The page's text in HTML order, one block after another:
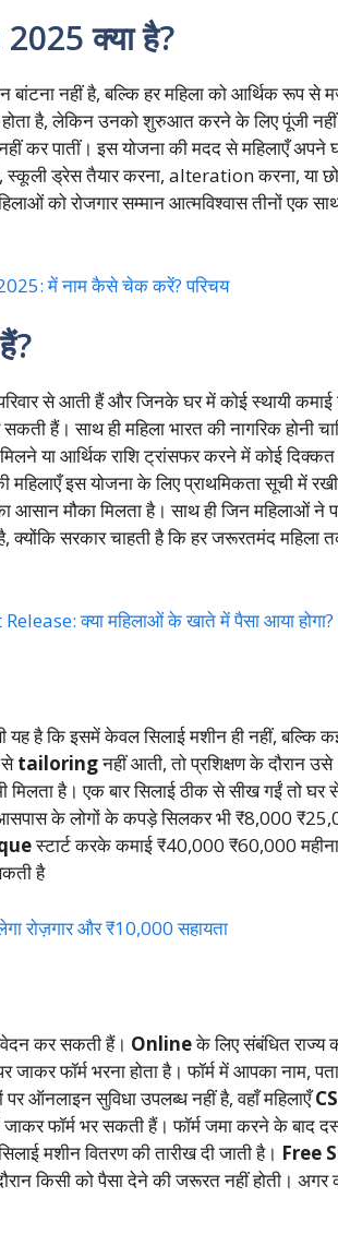
क्या है?
नहीं है, बल्कि हर महिला को आर्थिक रूप से
होता है, लेकिन उनको शुरुआत करने के लिए पूंजी नहीं
कर पातीं। इस योजना की मदद से महिलाएँ अपने
ड्रेस तैयार करना, alteration करना, या
को रोजगार सम्मान आत्मविश्वास तीनों एक
में नाम कैसे चेक करें? परिचय
से आती हैं और जिनके घर में कोई स्थायी कमाई
हैं। साथ ही महिला भारत की नागरिक होनी
या आर्थिक राशि ट्रांसफर करने में कोई
महिलाएँ इस योजना के लिए प्राथमिकता सूची में
आसान मौका मिलता है। साथ ही जिन महिलाओं ने
क्योंकि सरकार चाहती है कि हर जरूरतमंद महिला
क्या महिलाओं के खाते में पैसा आया होगा?
है कि इसमें केवल सिलाई मशीन ही नहीं, बल्कि
सेtailoringनहीं आती, तो प्रशिक्षण के दौरान उसे
मिलता है। एक बार सिलाई ठीक से सीख गईं तो घर
के लोगों के कपड़े सिलकर भी ₹8,000
स्टार्ट करके कमाई ₹40,000 ₹60,000
है
रोज़गार और ₹10,000 सहायता
कर सकती हैं। Onlineके लिए संबंधित राज्य
जाकर फॉर्म भरना होता है। फॉर्म में आपका नाम,
ऑनलाइन सुविधा उपलब्ध नहीं है, वहाँ महिलाएँ
जाकर फॉर्म भर सकती हैं। फॉर्म जमा करने के बाद
मशीन वितरण की तारीख दी जाती है। Free
किसी को पैसा देने की जरूरत नहीं होती। अगर